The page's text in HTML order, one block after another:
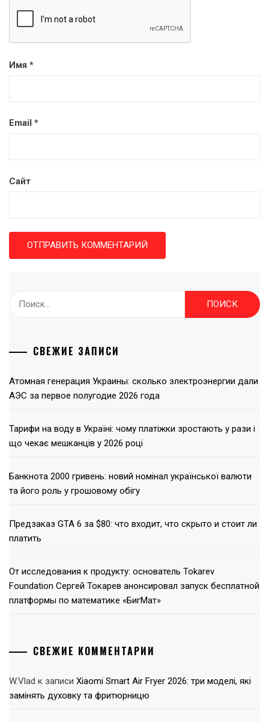
Имя *
Email *
Сайт
СВЕЖИЕ ЗАПИСИ
Атомная генерация Украины: сколько электроэнергии дали
АЭС за первое полугодие 2026 года
Тарифи на воду в Україні: чому платіжки зростають у рази і
що чекає мешканців у 2026 році
Банкнота 2000 гривень: новий номінал української валюти
та його роль у грошовому обігу
Предзаказ GTA 6 за $80: что входит, что скрыто и стоит ли
платить
От исследования к продукту: основатель Tokarev
Foundation Сергей Токарев анонсировал запуск бесплатной
платформы по математике «БигМат»
СВЕЖИЕ КОММЕНТАРИИ
W.Vlad к записи Xiaomi Smart Air Fryer 2026: три моделі, які
замінять духовку та фритюрницю